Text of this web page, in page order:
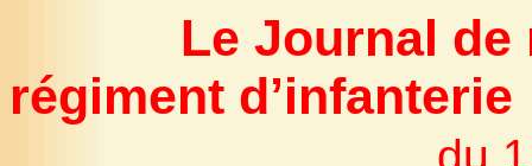
Le Journal de
régiment d’infanterie